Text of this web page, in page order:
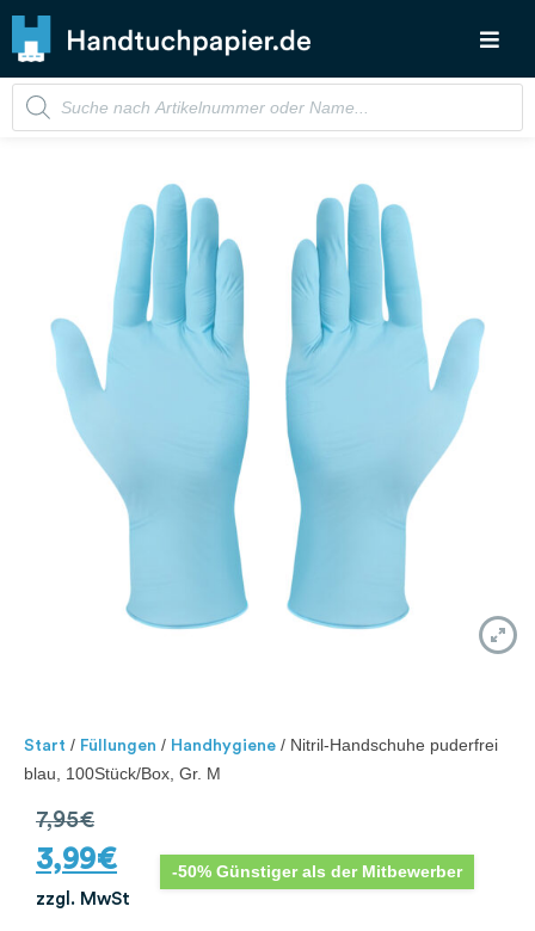
Start / Füllungen / Handhygiene / Nitril-Handschuhe puderfrei
blau, 100Stück/Box, Gr. M
7,95€
3,99€
zzgl. MwSt
-50% Günstiger als der Mitbewerber